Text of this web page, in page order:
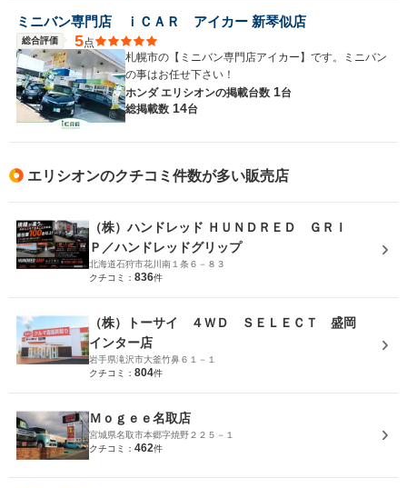
ミニバン専門店 ｉＣＡＲ アイカー 新琴似店
総合評価 5点
札幌市の【ミニバン専門店アイカー】です。ミニバン
の事はお任せ下さい！
ホンダ エリシオンの掲載台数 1台
総掲載数 14台
エリシオンのクチコミ件数が多い販売店
（株）ハンドレッド ＨＵＮＤＲＥＤ ＧＲＩ
Ｐ／ハンドレッドグリップ
北海道石狩市花川南１条６－８３
クチコミ： 836件
（株）トーサイ ４ＷＤ ＳＥＬＥＣＴ 盛岡
インター店
岩手県滝沢市大釜竹鼻６１－１
クチコミ： 804件
Ｍｏｇｅｅ名取店
宮城県名取市本郷字焼野２２５－１
クチコミ： 462件